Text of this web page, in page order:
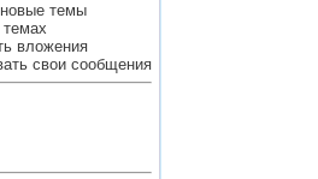
темы
темах
вложения
свои сообщения